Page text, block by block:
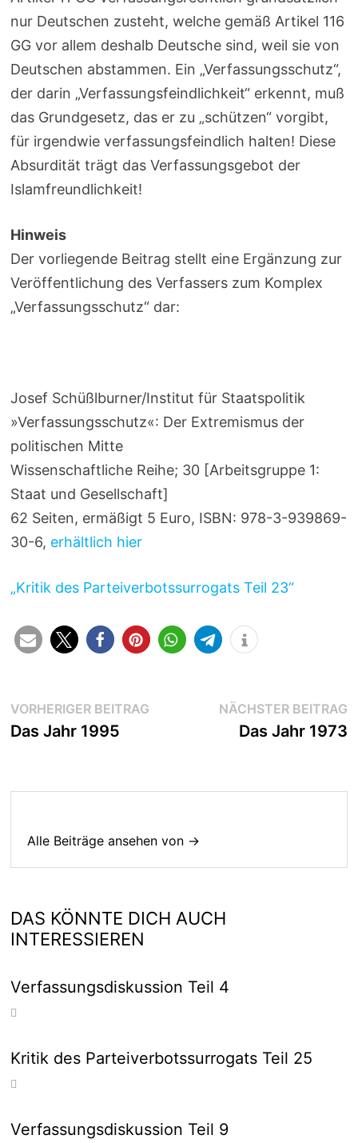
nur Deutschen zusteht, welche gemäß Artikel 116
GG vor allem deshalb Deutsche sind, weil sie von
Deutschen abstammen. Ein „Verfassungsschutz“,
der darin „Verfassungsfeindlichkeit“ erkennt, muß
das Grundgesetz, das er zu „schützen“ vorgibt,
für irgendwie verfassungsfeindlich halten! Diese
Absurdität trägt das Verfassungsgebot der
Islamfreundlichkeit!
Hinweis
Der vorliegende Beitrag stellt eine Ergänzung zur
Veröffentlichung des Verfassers zum Komplex
„Verfassungsschutz“ dar:
Josef Schüßlburner/Institut für Staatspolitik
»Verfassungsschutz«: Der Extremismus der
politischen Mitte
Wissenschaftliche Reihe; 30 [Arbeitsgruppe 1:
Staat und Gesellschaft]
62 Seiten, ermäßigt 5 Euro, ISBN: 978-3-939869-
30-6, erhältlich hier
„Kritik des Parteiverbotssurrogats Teil 23“
Beitragsnavigation
VORHERIGER BEITRAGVorheriger
Das Jahr 1995
NÄCHSTER BEITRAG
Das Jahr 1973
Alle Beiträge ansehen von →
DAS KÖNNTE DICH AUCH
INTERESSIEREN
Verfassungsdiskussion Teil 4
Kritik des Parteiverbotssurrogats Teil 25
Verfassungsdiskussion Teil 9